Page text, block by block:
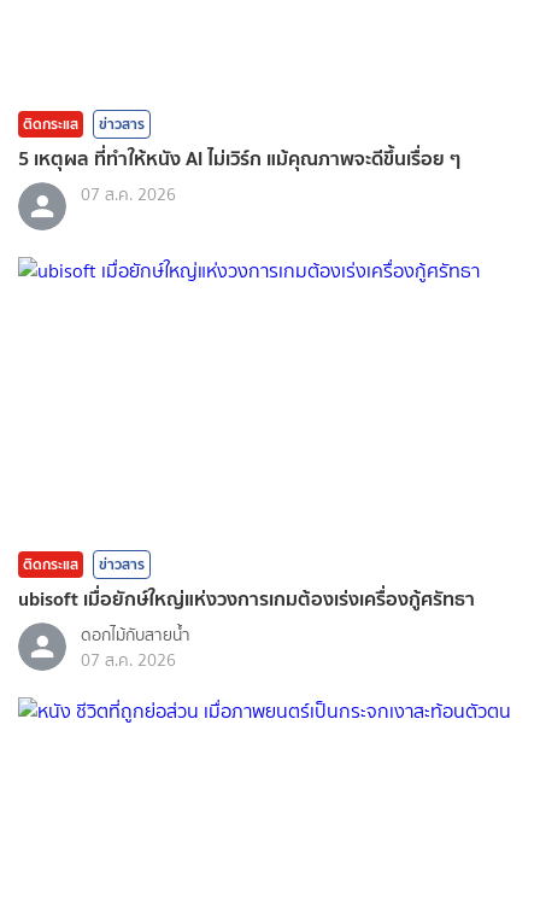
ติดกระแส ข่าวสาร
5 เหตุผล ที่ทำให้หนัง AI ไม่เวิร์ก แม้คุณภาพจะดีขึ้นเรื่อย ๆ
07 ส.ค. 2026
ติดกระแส ข่าวสาร
ubisoft เมื่อยักษ์ใหญ่แห่งวงการเกมต้องเร่งเครื่องกู้ศรัทธา
ดอกไม้กับสายน้ำ
07 ส.ค. 2026